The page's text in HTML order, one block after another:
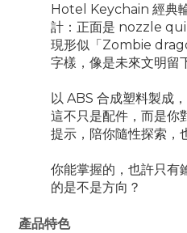
Hotel Keychain 經典
計：正面是 nozzle
現形似「Zombie
字樣，像是未來文明留
以 ABS 合成塑料製成
這不只是配件，而是你
提示，陪你隨性探索，
你能掌握的，也許只有
的是不是方向？
產品特色